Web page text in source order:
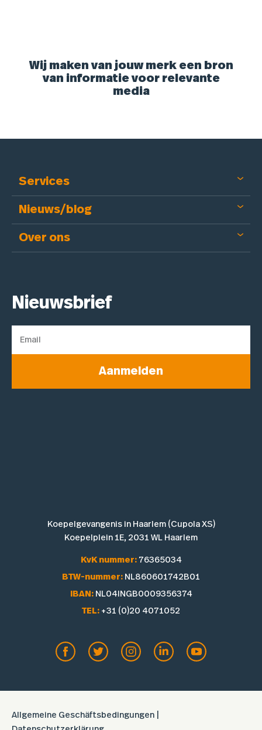
Wij maken van jouw merk een bron
van informatie voor relevante
media
Services
Nieuws/blog
Over ons
Nieuwsbrief
Aanmelden
Koepelgevangenis in Haarlem (Cupola XS)
Koepelplein 1E, 2031 WL Haarlem
KvK nummer:76365034
BTW-nummer: NL860601742B01
IBAN:NL04INGB0009356374
TEL: +31 (0)20 4071052
Allgemeine Geschäftsbedingungen